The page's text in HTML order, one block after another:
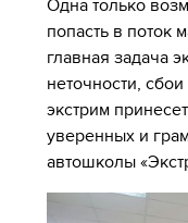
Одна только
попасть в поток
главная задача
неточности,
экстрим
уверенных и
автошколы